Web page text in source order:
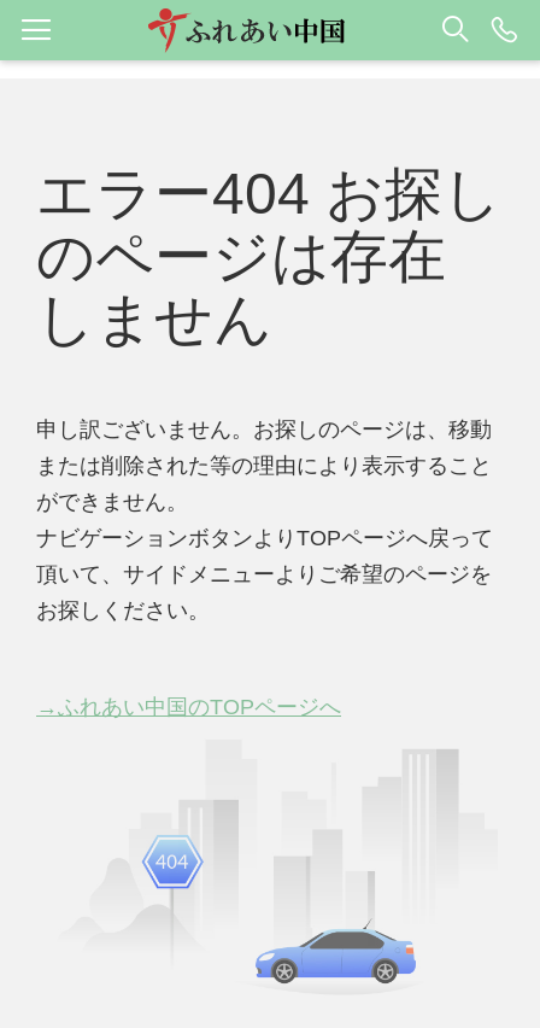
エラー404 お探し
のページは存在
しません
申し訳ございません。お探しのページは、移動
または削除された等の理由により表示すること
ができません。
ナビゲーションボタンよりTOPページへ戻って
頂いて、サイドメニューよりご希望のページを
お探しください。
→ふれあい中国のTOPページへ